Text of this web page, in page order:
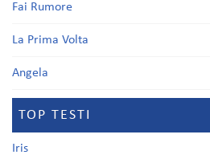
Fai Rumore
La Prima Volta
Angela
TOP TESTI
Iris